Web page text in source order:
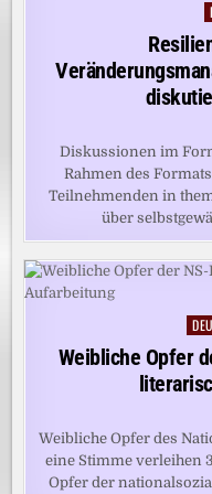
Diskussionen im
Rahmen des
Teilnehmenden in
über
Weibliche Opfer
Weibliche Opfer des
eine Stimme verleihen
Opfer der